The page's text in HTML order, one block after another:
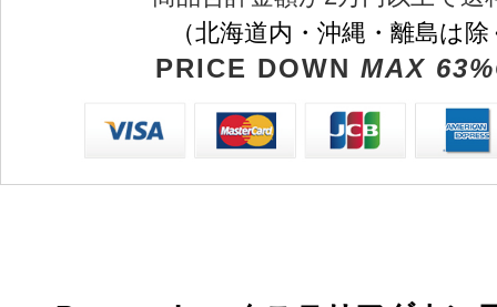
（北海道内・沖縄・離島は
PRICE DOWN MAX